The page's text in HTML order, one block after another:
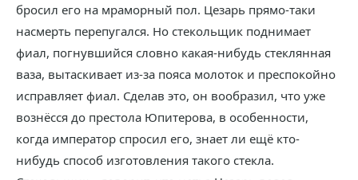
бросил его на мраморный пол. Цезарь прямо-таки
насмерть перепугался. Но стекольщик поднимает
фиал, погнувшийся словно какая-нибудь стеклянная
ваза, вытаскивает из-за пояса молоток и преспокойно
исправляет фиал. Сделав это, он вообразил, что уже
вознёсся до престола Юпитерова, в особенности,
когда император спросил его, знает ли ещё кто-
нибудь способ изготовления такого стекла.